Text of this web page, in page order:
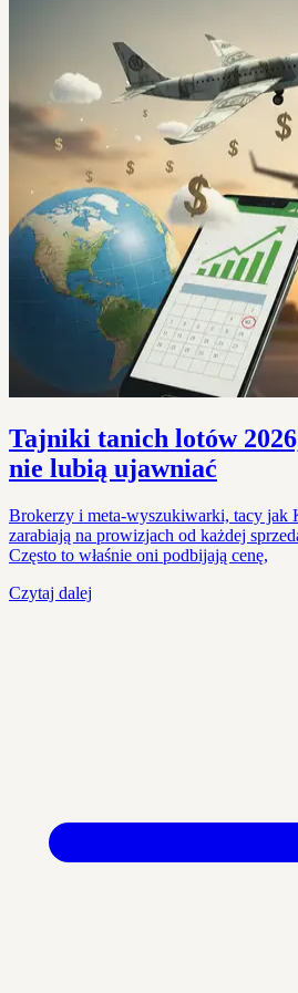
Tajniki tanich lotów
nie lubią ujawniać
Brokerzy i meta-wyszukiwarki, tacy jak
zarabiają na prowizjach od każdej
Często to właśnie oni podbijają cenę,
Czytaj dalej